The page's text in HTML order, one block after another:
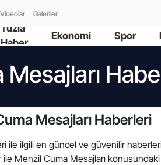
Videolar Galeriler
Tuzla
Haber
Ekonomi Spor
Mesajları Haberleri
ile ilgili en güncel ve güvenilir
Menzil Cuma Mesajları